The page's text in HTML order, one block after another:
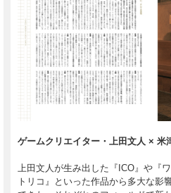
ゲームクリエイター・上田文人 × 米
上田文人が生み出した『ICO』や『
トリコ』といった作品から多大な影